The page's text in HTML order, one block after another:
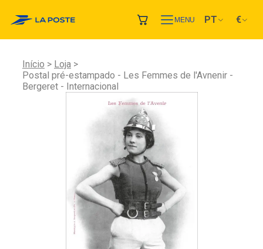
MENU PT €
Início
Loja
Postal pré-estampado - Les Femmes de l'Avnenir -
Bergeret - Internacional